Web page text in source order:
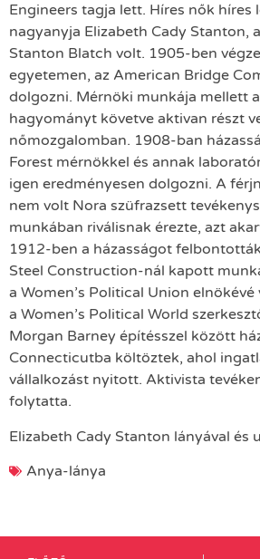
Engineers tagja lett. Híres nők híres
nagyanyja Elizabeth Cady Stanton,
Stanton Blatch volt. 1905-ben
egyetemen, az American Bridge
dolgozni. Mérnöki munkája mellett
hagyományt követve aktivan részt
nőmozgalomban. 1908-ban
Forest mérnökkel és annak
igen eredményesen dolgozni. A
nem volt Nora szüfrazsett
munkában riválisnak érezte, azt
1912-ben a házasságot
Steel Construction-nál kapott
a Women’s Political Union
a Women’s Political World
Morgan Barney építésszel között
Connecticutba költöztek, ahol
vállalkozást nyitott. Aktivista
folytatta.
Elizabeth Cady Stanton lányával és
Anya-lánya